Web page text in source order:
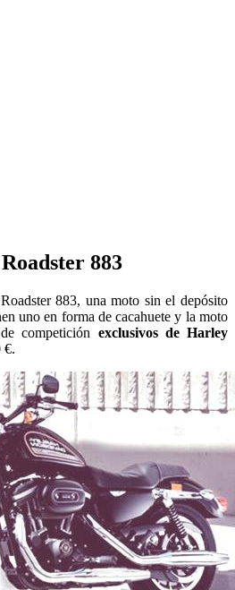
883
883, una moto sin el depósito
uno en forma de cacahuete y la moto
competición exclusivos de Harley
€.